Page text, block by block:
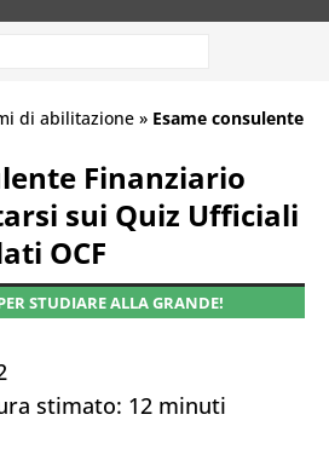
di abilitazione » Esame consulente
Finanziario
sui Quiz Ufficiali
OCF
STUDIARE ALLA GRANDE!
stimato: 12 minuti